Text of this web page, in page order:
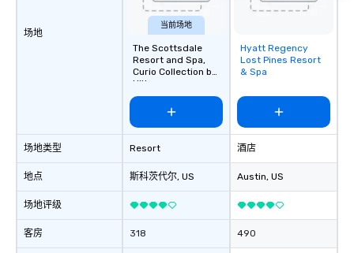
场地
场地类型
地点
场地评级
客房
当前场地
The Scottsdale
Resort and Spa,
Curio Collection by
Hilton
Resort
斯科茨代尔, US
318
Removed from
favorites
Hyatt Regency
Lost Pines Resort
& Spa
酒店
Austin, US
490